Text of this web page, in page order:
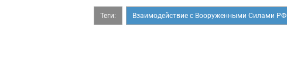
Теги: Взаимодействие с Вооруженными Силами РФ